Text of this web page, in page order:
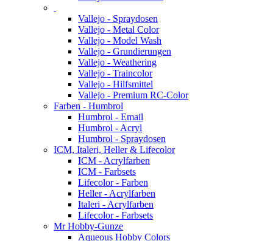
Vallejo - Spraydosen
Vallejo - Metal Color
Vallejo - Model Wash
Vallejo - Grundierungen
Vallejo - Weathering
Vallejo - Traincolor
Vallejo - Hilfsmittel
Vallejo - Premium RC-Color
Farben - Humbrol
Humbrol - Email
Humbrol - Acryl
Humbrol - Spraydosen
ICM, Italeri, Heller & Lifecolor
ICM - Acrylfarben
ICM - Farbsets
Lifecolor - Farben
Heller - Acrylfarben
Italeri - Acrylfarben
Lifecolor - Farbsets
Mr Hobby-Gunze
Aqueous Hobby Colors